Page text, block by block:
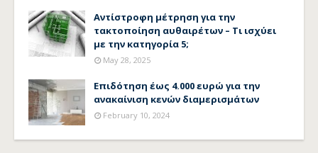
Αντίστροφη μέτρηση για την
τακτοποίηση αυθαιρέτων – Τι ισχύει
με την κατηγορία 5;
May 28, 2025
Επιδότηση έως 4.000 ευρώ για την
ανακαίνιση κενών διαμερισμάτων
February 10, 2024